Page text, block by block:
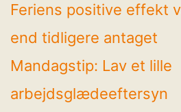
Feriens positive effekt
end tidligere antaget
Mandagstip: Lav et lille
arbejdsglædeeftersyn